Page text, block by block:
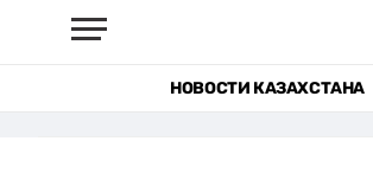
НОВОСТИ КАЗАХСТАНА